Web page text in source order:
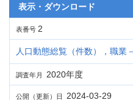
表示・ダウンロード
表番号 2
人口動態総覧（件数），職
調査年月 2020年度
公開（更新）日 2024-03-29